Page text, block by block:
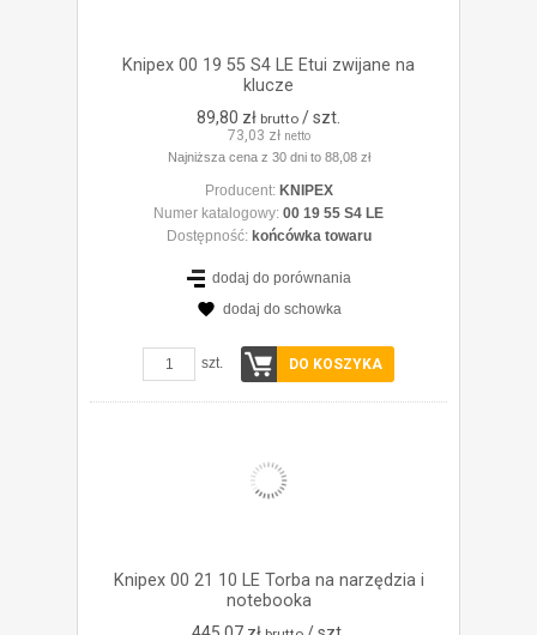
Knipex 00 19 55 S4 LE Etui zwijane na
klucze
89,80 zł brutto / szt.
73,03 zł netto
Najniższa cena z 30 dni to 88,08 zł
Producent: KNIPEX
Numer katalogowy: 00 19 55 S4 LE
Dostępność: końcówka towaru
dodaj do porównania
dodaj do schowka
szt. DO KOSZYKA
Knipex 00 21 10 LE Torba na narzędzia i
notebooka